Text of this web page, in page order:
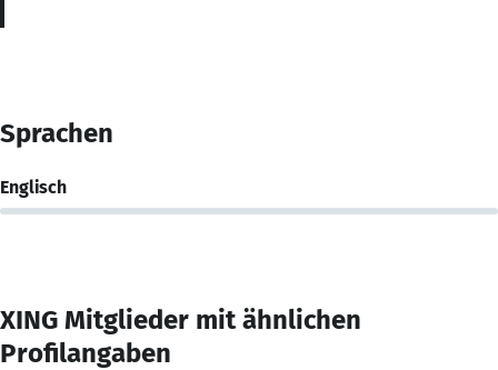
Sprachen
Englisch
XING Mitglieder mit ähnlichen
Profilangaben